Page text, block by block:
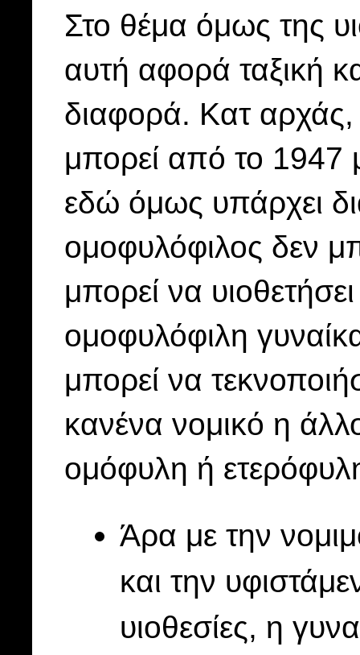
Στο θέμα όμως της
αυτή αφορά ταξική
διαφορά. Κατ
μπορεί από το 1947
εδώ όμως υπάρχει
ομοφυλόφιλος δεν
μπορεί να
ομοφυλόφιλη
μπορεί να
κανένα νομικό η
ομόφυλη ή
Άρα με την
και την
υιοθεσίες, η